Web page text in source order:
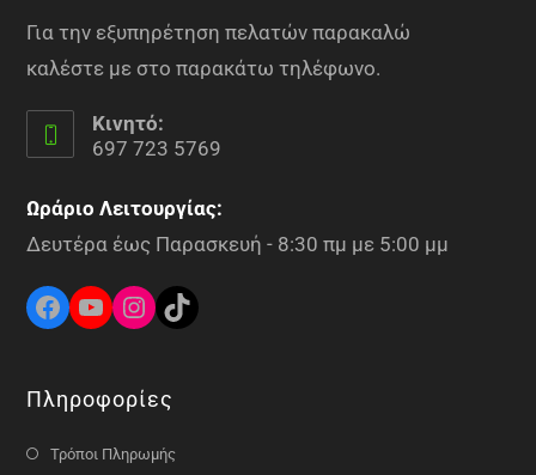
Για την εξυπηρέτηση πελατών παρακαλώ
καλέστε με στο παρακάτω τηλέφωνο.
Κινητό:
697 723 5769
Ωράριο Λειτουργίας:
Δευτέρα έως Παρασκευή - 8:30 πμ με 5:00 μμ
Πληροφορίες
Τρόποι Πληρωμής